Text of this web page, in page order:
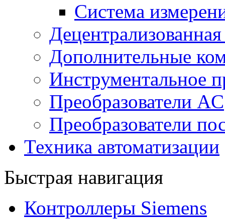
Система
Дополнительные
Инструментальное
Преобразователи AC
Преобразователи
Техника автоматизации
Быстрая навигация
Контроллеры Siemens